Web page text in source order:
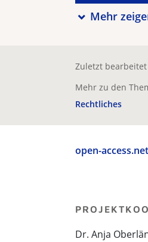
Mehr
Zuletzt bearbeitet
Mehr zu den
Rechtliches
open-
Dr. Anja